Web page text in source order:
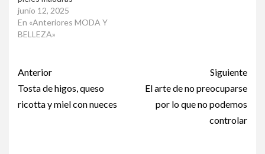
junio 12, 2025
En «Anteriores MODA Y
BELLEZA»
Post
navigation
Anterior
Tosta de higos, queso
ricotta y miel con nueces
Siguiente
El arte de no preocuparse
por lo que no podemos
controlar